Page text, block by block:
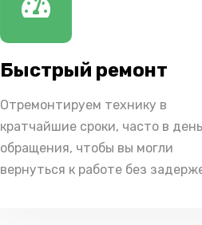
Быстрый ремонт
Отремонтируем технику в
кратчайшие сроки, часто в день
обращения, чтобы вы могли
вернуться к работе без